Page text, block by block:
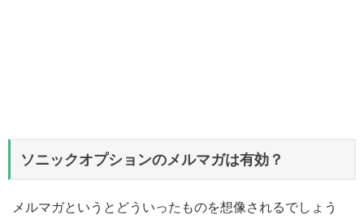
ソニックオプションのメルマガは有効？
メルマガというとどういったものを想像されるでしょう